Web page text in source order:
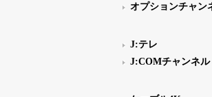
オプションチャン
J:テレ
J:COMチャンネル